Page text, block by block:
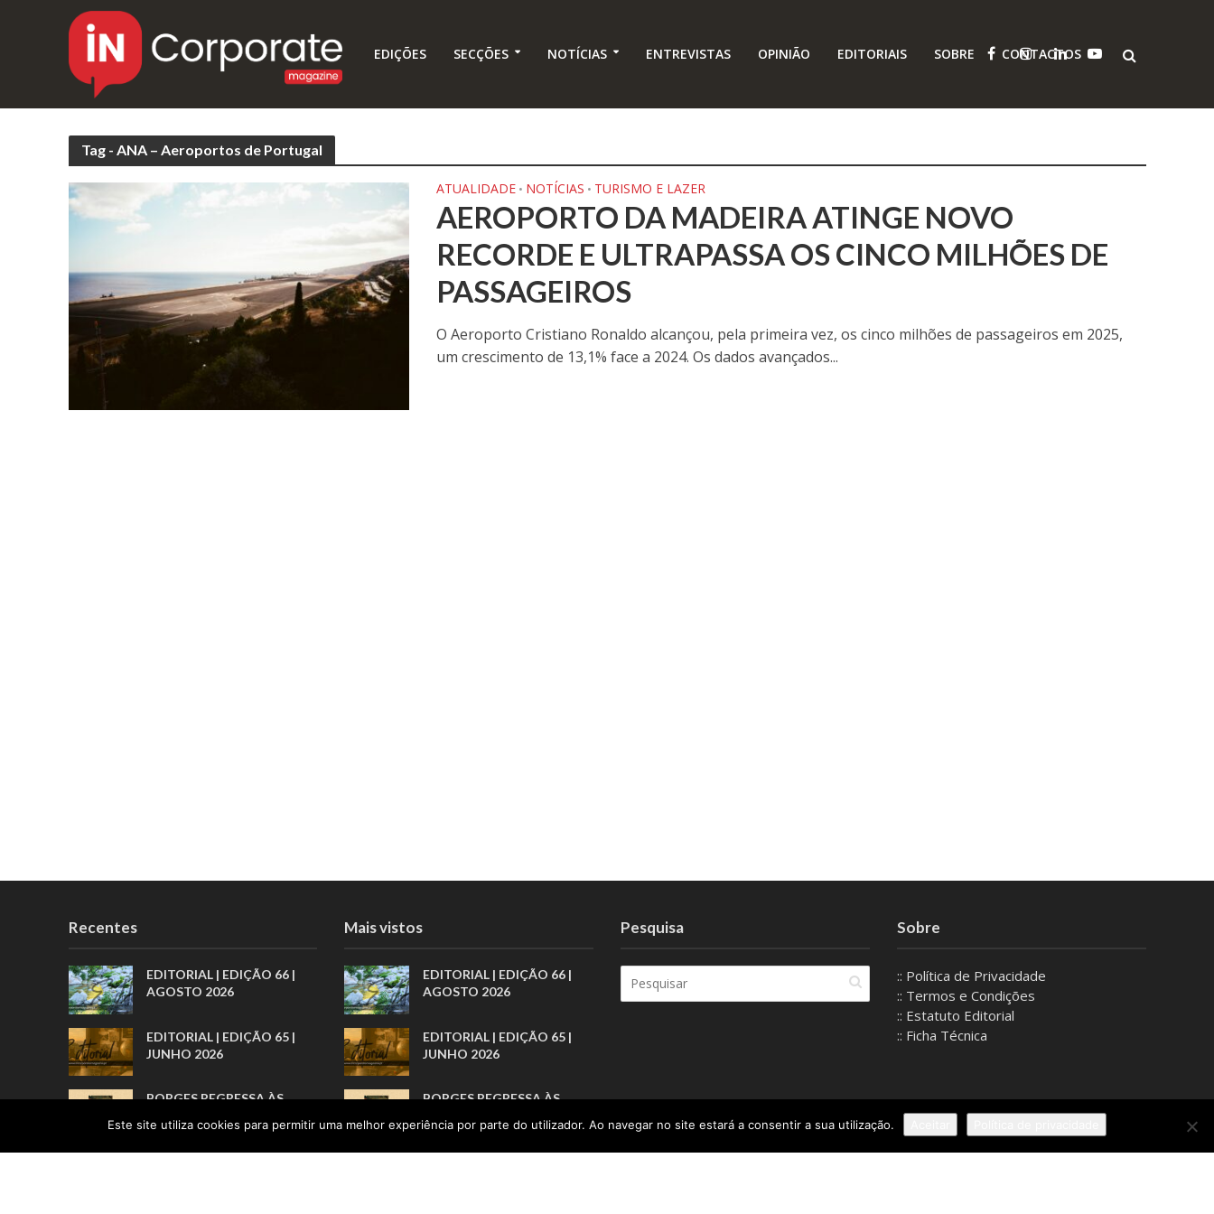
EDIÇÕES SECÇÕES NOTÍCIAS ENTREVISTAS OPINIÃO EDITORIAIS SOBRE CONTACTOS
Tag - ANA – Aeroportos de Portugal
ATUALIDADE • NOTÍCIAS • TURISMO E LAZER
AEROPORTO DA MADEIRA ATINGE NOVO
RECORDE E ULTRAPASSA OS CINCO MILHÕES DE
PASSAGEIROS
O Aeroporto Cristiano Ronaldo alcançou, pela primeira vez, os cinco milhões de passageiros em 2025,
um crescimento de 13,1% face a 2024. Os dados avançados...
Recentes
EDITORIAL | EDIÇÃO 66 |
AGOSTO 2026
EDITORIAL | EDIÇÃO 65 |
JUNHO 2026
BORGES REGRESSA ÀS
BREVE DOS PRÓLOGOS
Mais vistos
EDITORIAL | EDIÇÃO 66 |
AGOSTO 2026
EDITORIAL | EDIÇÃO 65 |
JUNHO 2026
BORGES REGRESSA ÀS
BREVE DOS PRÓLOGOS
Pesquisa Sobre
:: Política de Privacidade
:: Termos e Condições
:: Estatuto Editorial
:: Ficha Técnica
Este site utiliza cookies para permitir uma melhor experiência por parte do utilizador. Ao navegar no site estará a consentir a sua utilização.